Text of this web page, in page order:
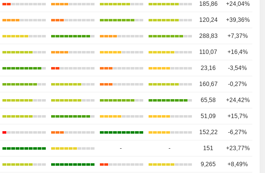
185,86 +24,04%
120,24 +39,36%
288,83 +7,37%
110,07 +16,4%
23,16 -3,54%
160,67 -0,27%
65,58 +24,42%
51,09 +15,7%
152,22 -6,27%
- - 151 +23,77%
9,265 +8,49%